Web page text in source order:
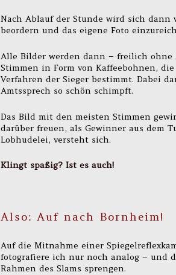
Nach Ablauf der Stunde wird sich dann
beordern und das eigene Foto
Alle Bilder werden dann – freilich ohne
Stimmen in Form von Kaffeebohnen,
Verfahren der Sieger bestimmt. Dabei
Amtssprech so schön schimpft.
Das Bild mit den meisten Stimmen
darüber freuen, als Gewinner aus dem
Lobhudelei, versteht sich.
Klingt spaßig? Ist es auch!
Also: Auf nach Bornheim!
Auf die Mitnahme einer
fotografiere ich nur noch analog – und
Rahmen des Slams sprengen.